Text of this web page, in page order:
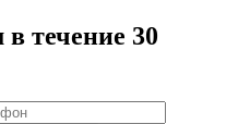
течение 30